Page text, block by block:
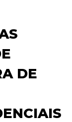
DE